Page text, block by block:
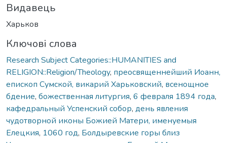
Видавець
Харьков
Ключові слова
Research Subject Categories::HUMANITIES and
RELIGION::Religion/Theology, преосвященнейший Иоанн,
епископ Сумской, викарий Харьковский, всенощное
бдение, божественная литургия, 6 февраля 1894 года,
кафедральный Успенский собор, день явления
чудотворной иконы Божией Матери, именуемыя
Елецкия, 1060 год, Болдыревские горы близ